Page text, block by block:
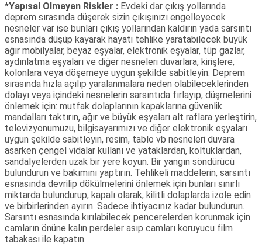
*Yapısal Olmayan Riskler : Evdeki dar çıkış yollarında
deprem sırasında düşerek sizin çıkışınızı engelleyecek
nesneler var ise bunları çıkış yollarından kaldırın yada sarsıntı
esnasında düşüp kayarak hayati tehlike yaratabilecek büyük
ağır mobilyalar, beyaz eşyalar, elektronik eşyalar, tüp gazlar,
aydınlatma eşyaları ve diğer nesneleri duvarlara, kirişlere,
kolonlara veya döşemeye uygun şekilde sabitleyin. Deprem
sırasında hızla açılıp yaralanmalara neden olabileceklerinden
dolayı veya içindeki nesnelerin sarsıntıda fırlayıp, düşmelerini
önlemek için: mutfak dolaplarının kapaklarına güvenlik
mandalları taktırın, ağır ve büyük eşyaları alt raflara yerleştirin,
televizyonumuzu, bilgisayarımızı ve diğer elektronik eşyaları
uygun şekilde sabitleyin, resim, tablo vb nesneleri duvara
asarken çengel vidalar kullanı ve yataklardan, koltuklardan,
sandalyelerden uzak bir yere koyun. Bir yangın söndürücü
bulundurun ve bakımını yaptırın. Tehlikeli maddelerin, sarsıntı
esnasında devrilip dökülmelerini önlemek için bunları sınırlı
miktarda bulundurup, kapalı olarak, kilitli dolaplarda izole edin
ve birbirlerinden ayırın. Sadece ihtiyacınız kadar bulundurun.
Sarsıntı esnasında kırılabilecek pencerelerden korunmak için
camların önüne kalın perdeler asıp camları koruyucu film
tabakası ile kapatın.